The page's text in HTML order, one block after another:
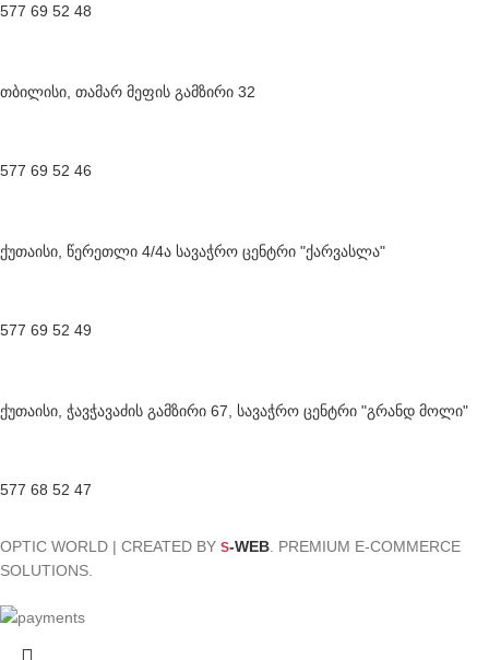
577 69 52 48
თბილისი, თამარ მეფის გამზირი 32
577 69 52 46
ქუთაისი, წერეთლი 4/4ა სავაჭრო ცენტრი "ქარვასლა"
577 69 52 49
ქუთაისი, ჭავჭავაძის გამზირი 67, სავაჭრო ცენტრი "გრანდ მოლი"
577 68 52 47
OPTIC WORLD | CREATED BY S-WEB . PREMIUM E-COMMERCE
SOLUTIONS.